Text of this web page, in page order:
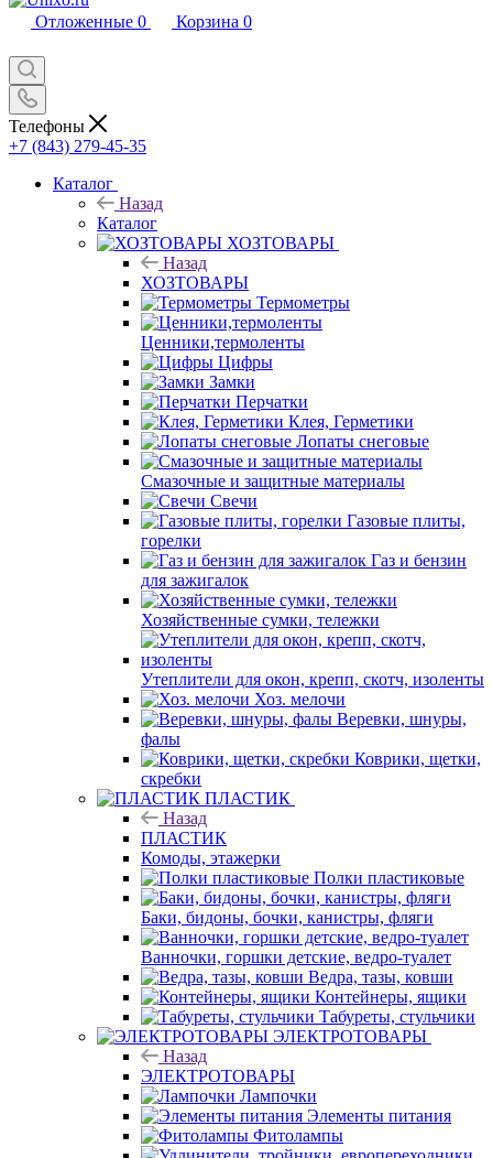
Отложенные 0 Корзина 0
Телефоны
+7 (843) 279-45-35
Каталог
Назад
Каталог
ХОЗТОВАРЫ
Назад
ХОЗТОВАРЫ
Термометры
Ценники,термоленты
Цифры
Замки
Перчатки
Клея, Герметики
Лопаты снеговые
Смазочные и защитные материалы
Свечи
Газовые плиты,
горелки
Газ и бензин
для зажигалок
Хозяйственные сумки, тележки
Утеплители для окон, крепп, скотч, изоленты
Хоз. мелочи
Веревки, шнуры,
фалы
Коврики, щетки,
скребки
ПЛАСТИК
Назад
ПЛАСТИК
Комоды, этажерки
Полки пластиковые
Баки, бидоны, бочки, канистры, фляги
Ванночки, горшки детские, ведро-туалет
Ведра, тазы, ковши
Контейнеры, ящики
Табуреты, стульчики
ЭЛЕКТРОТОВАРЫ
Назад
ЭЛЕКТРОТОВАРЫ
Лампочки
Элементы питания
Фитолампы